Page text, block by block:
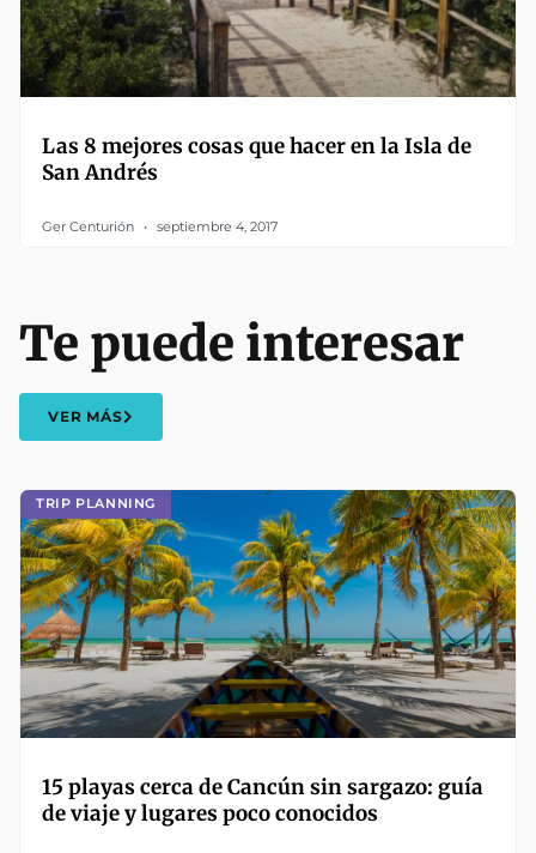
Las 8 mejores cosas que hacer en la Isla de
San Andrés
Ger Centurión septiembre 4, 2017
TRIP PLANNING
15 playas cerca de Cancún sin sargazo: guía
de viaje y lugares poco conocidos
Te puede interesar
VER MÁS